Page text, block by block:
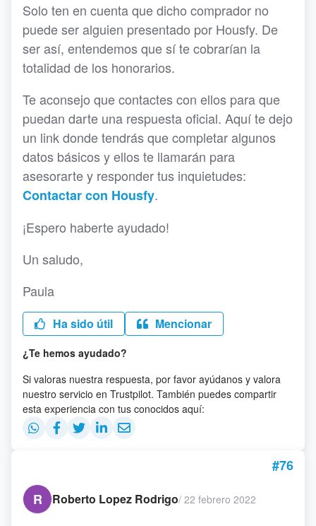
Solo ten en cuenta que dicho comprador no
puede ser alguien presentado por Housfy. De
ser así, entendemos que sí te cobrarían la
totalidad de los honorarios.
Te aconsejo que contactes con ellos para que
puedan darte una respuesta oficial. Aquí te dejo
un link donde tendrás que completar algunos
datos básicos y ellos te llamarán para
asesorarte y responder tus inquietudes:
Contactar con Housfy.
¡Espero haberte ayudado!
Un saludo,
Paula
Ha sido útil Mencionar
¿Te hemos ayudado?
Si valoras nuestra respuesta, por favor ayúdanos y valora
nuestro servicio en Trustpilot. También puedes compartir
esta experiencia con tus conocidos aquí:
#76
R
Roberto Lopez Rodrigo/ 22 febrero 2022